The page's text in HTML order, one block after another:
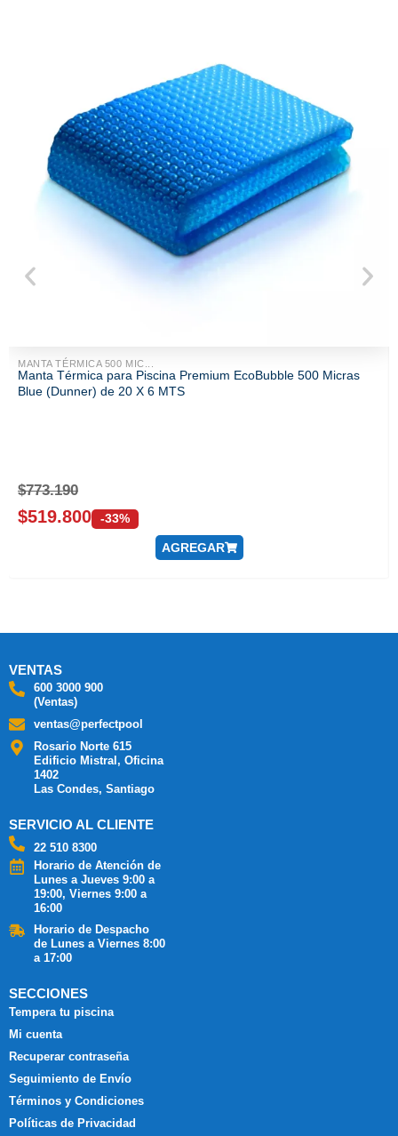
MANTA TÉRMICA 500 MIC...
Manta Térmica para Piscina Premium EcoBubble 500 Micras
Blue (Dunner) de 20 X 6 MTS
$773.190
$519.800 -33%
AGREGAR
VENTAS
600 3000 900
(Ventas)
ventas@perfectpool
Rosario Norte 615
Edificio Mistral, Oficina
1402
Las Condes, Santiago
SERVICIO AL CLIENTE
22 510 8300
Horario de Atención de
Lunes a Jueves 9:00 a
19:00, Viernes 9:00 a
16:00
Horario de Despacho
de Lunes a Viernes 8:00
a 17:00
SECCIONES
Tempera tu piscina
Mi cuenta
Recuperar contraseña
Seguimiento de Envío
Términos y Condiciones
Políticas de Privacidad